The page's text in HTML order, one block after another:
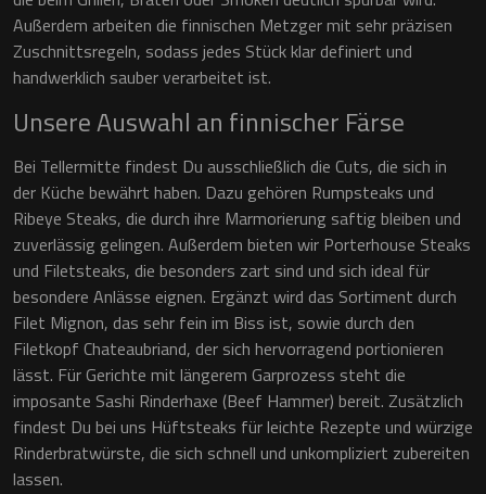
Außerdem arbeiten die finnischen Metzger mit sehr präzisen
Zuschnittsregeln, sodass jedes Stück klar definiert und
handwerklich sauber verarbeitet ist.
Unsere Auswahl an finnischer Färse
Bei Tellermitte findest Du ausschließlich die Cuts, die sich in
der Küche bewährt haben. Dazu gehören Rumpsteaks und
Ribeye Steaks, die durch ihre Marmorierung saftig bleiben und
zuverlässig gelingen. Außerdem bieten wir Porterhouse Steaks
und Filetsteaks, die besonders zart sind und sich ideal für
besondere Anlässe eignen. Ergänzt wird das Sortiment durch
Filet Mignon, das sehr fein im Biss ist, sowie durch den
Filetkopf Chateaubriand, der sich hervorragend portionieren
lässt. Für Gerichte mit längerem Garprozess steht die
imposante Sashi Rinderhaxe (Beef Hammer) bereit. Zusätzlich
findest Du bei uns Hüftsteaks für leichte Rezepte und würzige
Rinderbratwürste, die sich schnell und unkompliziert zubereiten
lassen.